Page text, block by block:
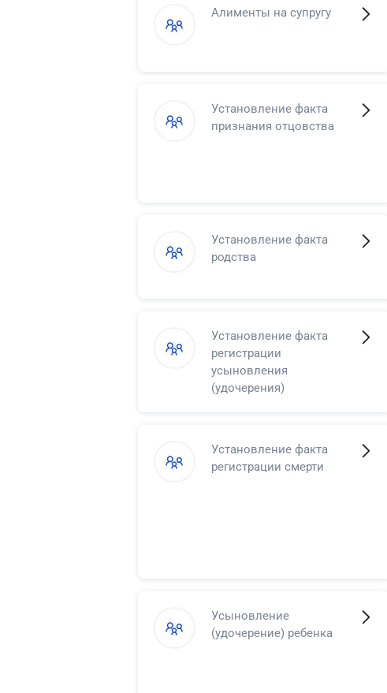
Алименты на супругу
Установление факта
признания отцовства
Установление факта
родства
Установление факта
регистрации
усыновления
(удочерения)
Установление факта
регистрации смерти
Усыновление
(удочерение) ребенка